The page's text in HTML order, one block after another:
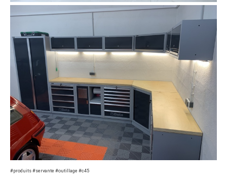
#produits #servante #outillage #c45